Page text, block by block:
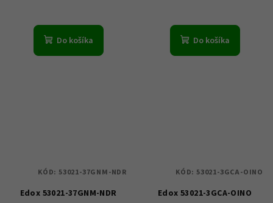
Do košíka Do košíka
Edox 53021-37GNM-NDR
KÓD: 53021-37GNM-NDR
Edox 53021-3GCA-OINO
KÓD: 53021-3GCA-OINO